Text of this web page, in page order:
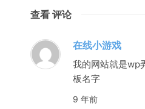
查看 评论
在线小游戏
我的网站就是wp
板名字
9 年前